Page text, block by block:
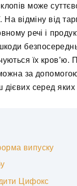
може
На відміну від
речі і
їх кров’ю.
за
дієвих серед
випуску
Цифокс